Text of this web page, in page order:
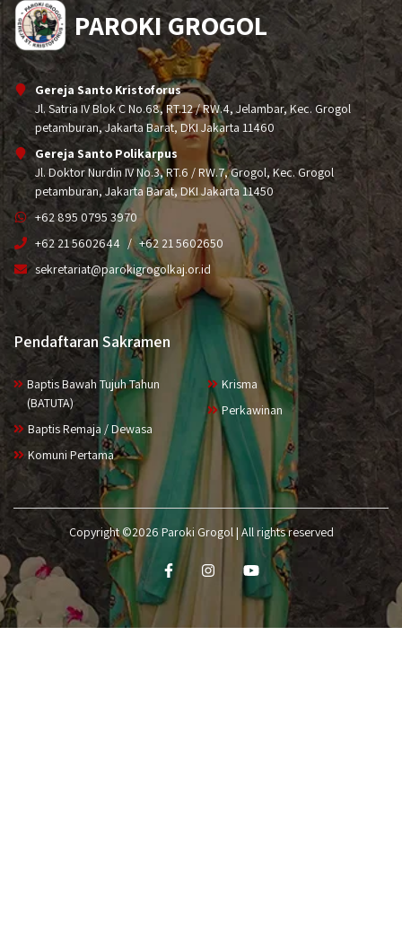
PAROKI GROGOL
Gereja Santo Kristoforus
Jl. Satria IV Blok C No.68, RT.12 / RW.4, Jelambar, Kec. Grogol
petamburan, Jakarta Barat, DKI Jakarta 11460
Gereja Santo Polikarpus
Jl. Doktor Nurdin IV No.3, RT.6 / RW.7, Grogol, Kec. Grogol
petamburan, Jakarta Barat, DKI Jakarta 11450
+62 895 0795 3970
+62 21 5602644
+62 21 5602650
sekretariat@parokigrogolkaj.or.id
Pendaftaran Sakramen
Baptis Bawah Tujuh Tahun
(BATUTA)
Baptis Remaja / Dewasa
Komuni Pertama
Krisma
Perkawinan
Copyright ©2026 Paroki Grogol | All rights reserved